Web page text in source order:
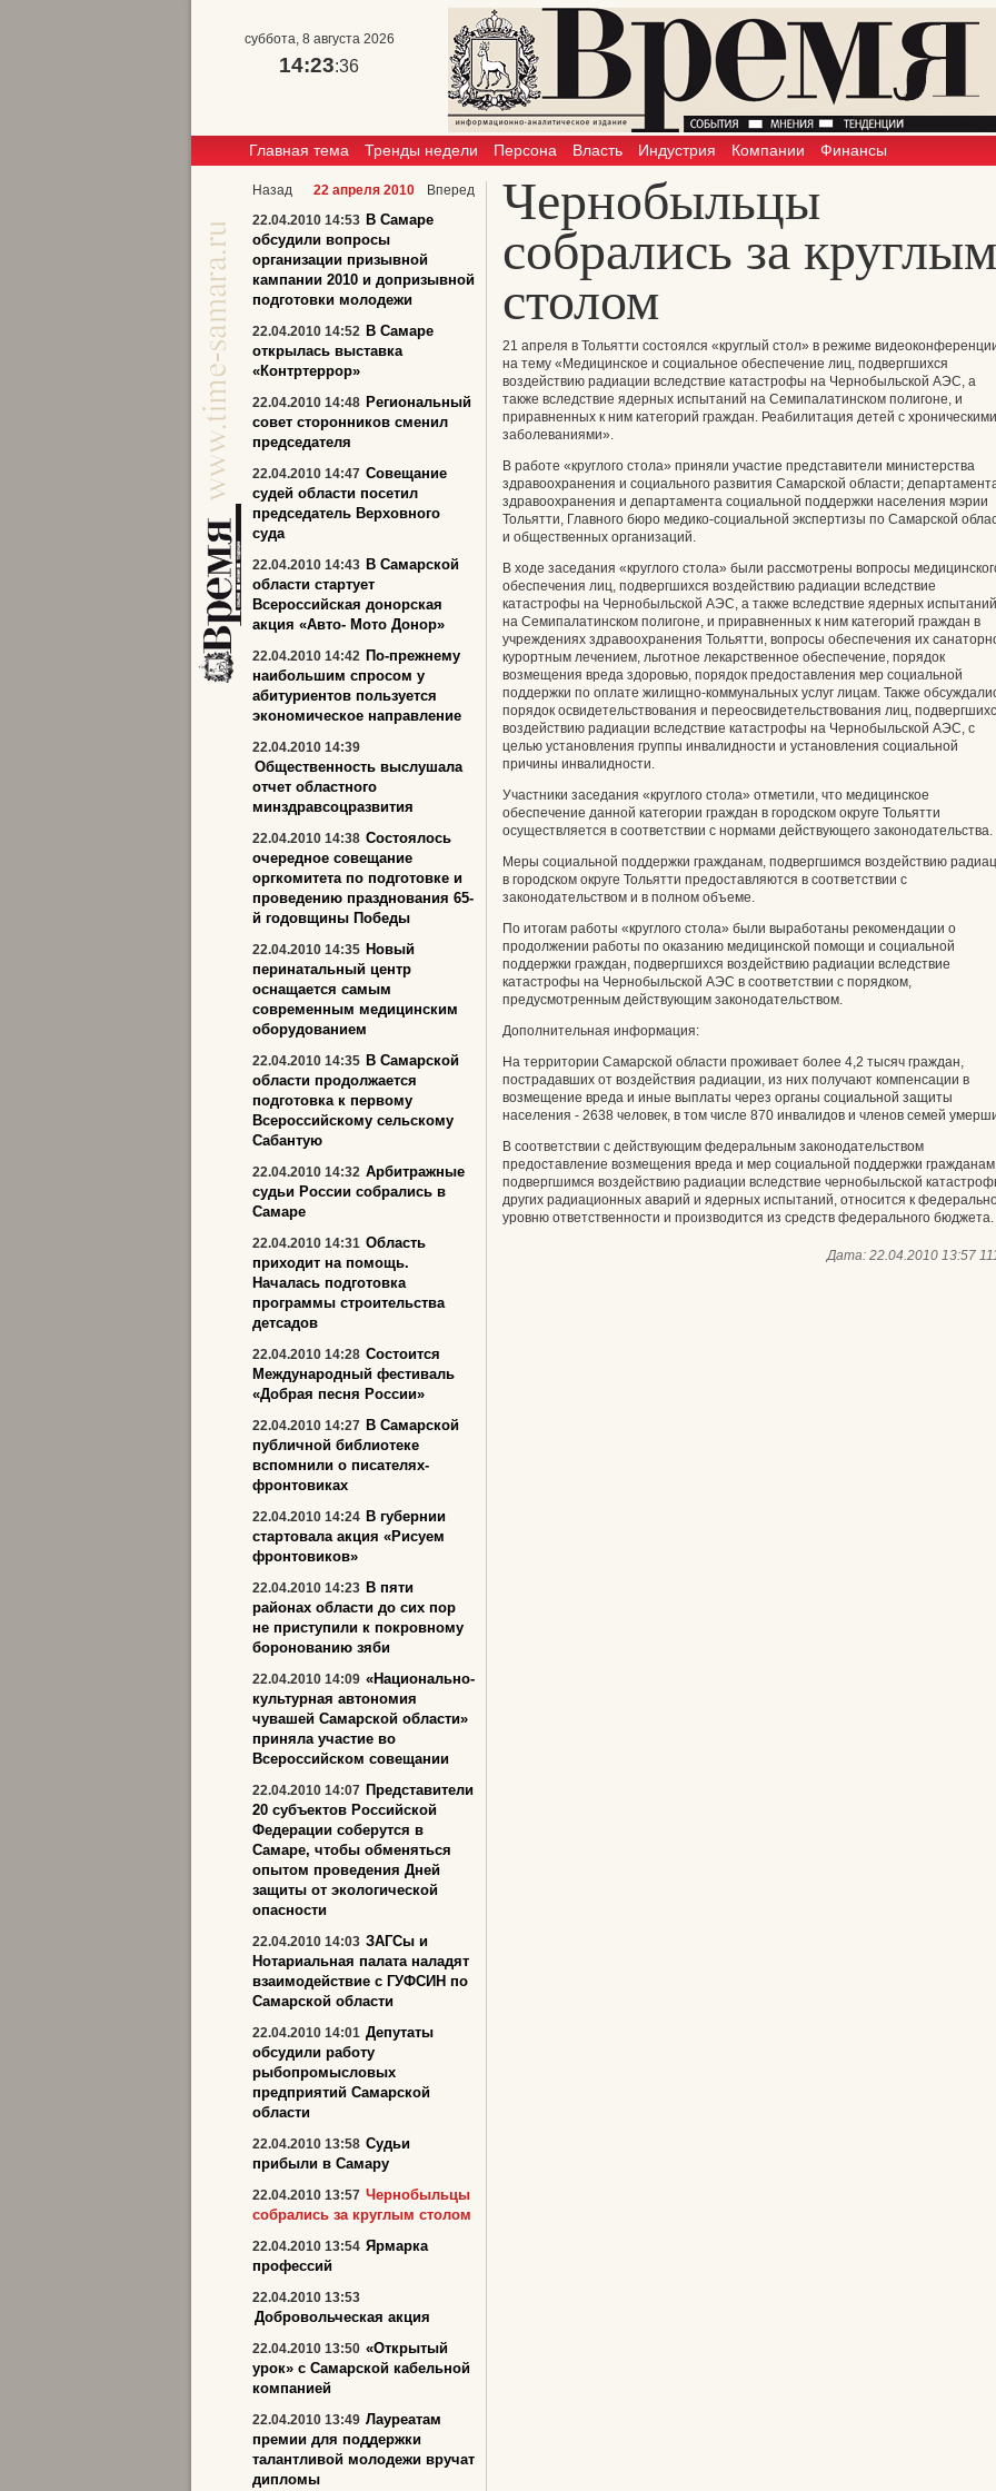
суббота, 8 августа 2026
14:23:37
Главная тема Тренды недели Персона Власть Индустрия Компании Финансы
Чернобыльцы
собрались за круглым
столом
21 апреля в Тольятти состоялся «круглый стол» в режиме
на тему «Медицинское и социальное обеспечение лиц, подвергшихся
воздействию радиации вследствие катастрофы на Чернобыльской АЭС, а
также вследствие ядерных испытаний на Семипалатинском полигоне, и
приравненных к ним категорий граждан. Реабилитация детей с хроническими
заболеваниями».
В работе «круглого стола» приняли участие представители министерства
здравоохранения и социального развития Самарской области;
здравоохранения и департамента социальной поддержки населения мэрии
Тольятти, Главного бюро медико-социальной экспертизы по Самарской
и общественных организаций.
В ходе заседания «круглого стола» были рассмотрены вопросы
обеспечения лиц, подвергшихся воздействию радиации вследствие
катастрофы на Чернобыльской АЭС, а также вследствие ядерных испытаний
на Семипалатинском полигоне, и приравненных к ним категорий граждан в
учреждениях здравоохранения Тольятти, вопросы обеспечения их
курортным лечением, льготное лекарственное обеспечение, порядок
возмещения вреда здоровью, порядок предоставления мер социальной
поддержки по оплате жилищно-коммунальных услуг лицам. Также
порядок освидетельствования и переосвидетельствования лиц,
воздействию радиации вследствие катастрофы на Чернобыльской АЭС, с
целью установления группы инвалидности и установления социальной
причины инвалидности.
Участники заседания «круглого стола» отметили, что медицинское
обеспечение данной категории граждан в городском округе Тольятти
осуществляется в соответствии с нормами действующего законодательства.
Меры социальной поддержки гражданам, подвергшимся воздействию
в городском округе Тольятти предоставляются в соответствии с
законодательством и в полном объеме.
По итогам работы «круглого стола» были выработаны рекомендации о
продолжении работы по оказанию медицинской помощи и социальной
поддержки граждан, подвергшихся воздействию радиации вследствие
катастрофы на Чернобыльской АЭС в соответствии с порядком,
предусмотренным действующим законодательством.
Дополнительная информация:
На территории Самарской области проживает более 4,2 тысяч граждан,
пострадавших от воздействия радиации, из них получают компенсации в
возмещение вреда и иные выплаты через органы социальной защиты
населения - 2638 человек, в том числе 870 инвалидов и членов семей
В соответствии с действующим федеральным законодательством
предоставление возмещения вреда и мер социальной поддержки
подвергшимся воздействию радиации вследствие чернобыльской
других радиационных аварий и ядерных испытаний, относится к
уровню ответственности и производится из средств федерального бюджета.
Дата: 22.04.2010 13:57
Назад 22 апреля 2010
Вперед
22.04.2010 14:53 В Самаре
обсудили вопросы
организации призывной
кампании 2010 и допризывной
подготовки молодежи
22.04.2010 14:52 В Самаре
открылась выставка
«Контртеррор»
22.04.2010 14:48 Региональный
совет сторонников сменил
председателя
22.04.2010 14:47 Совещание
судей области посетил
председатель Верховного
суда
22.04.2010 14:43 В Самарской
области стартует
Всероссийская донорская
акция «Авто- Мото Донор»
22.04.2010 14:42 По-прежнему
наибольшим спросом у
абитуриентов пользуется
экономическое направление
22.04.2010 14:39
Общественность выслушала
отчет областного
минздравсоцразвития
22.04.2010 14:38 Состоялось
очередное совещание
оргкомитета по подготовке и
проведению празднования 65-
й годовщины Победы
22.04.2010 14:35 Новый
перинатальный центр
оснащается самым
современным медицинским
оборудованием
22.04.2010 14:35 В Самарской
области продолжается
подготовка к первому
Всероссийскому сельскому
Сабантую
22.04.2010 14:32 Арбитражные
судьи России собрались в
Самаре
22.04.2010 14:31 Область
приходит на помощь.
Началась подготовка
программы строительства
детсадов
22.04.2010 14:28 Состоится
Международный фестиваль
«Добрая песня России»
22.04.2010 14:27 В Самарской
публичной библиотеке
вспомнили о писателях-
фронтовиках
22.04.2010 14:24 В губернии
стартовала акция «Рисуем
фронтовиков»
22.04.2010 14:23 В пяти
районах области до сих пор
не приступили к покровному
боронованию зяби
22.04.2010 14:09 «Национально-
культурная автономия
чувашей Самарской области»
приняла участие во
Всероссийском совещании
22.04.2010 14:07 Представители
20 субъектов Российской
Федерации соберутся в
Самаре, чтобы обменяться
опытом проведения Дней
защиты от экологической
опасности
22.04.2010 14:03 ЗАГСы и
Нотариальная палата наладят
взаимодействие с ГУФСИН по
Самарской области
22.04.2010 14:01 Депутаты
обсудили работу
рыбопромысловых
предприятий Самарской
области
22.04.2010 13:58 Судьи
прибыли в Самару
22.04.2010 13:57 Чернобыльцы
собрались за круглым столом
22.04.2010 13:54 Ярмарка
профессий
22.04.2010 13:53
Добровольческая акция
22.04.2010 13:50 «Открытый
урок» с Самарской кабельной
компанией
22.04.2010 13:49 Лауреатам
премии для поддержки
талантливой молодежи вручат
дипломы